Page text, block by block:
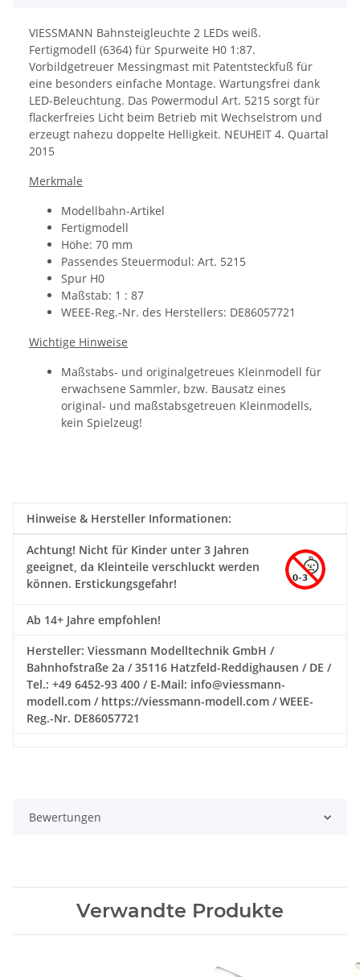
VIESSMANN Bahnsteigleuchte 2 LEDs weiß.
Fertigmodell (6364) für Spurweite H0 1:87.
Vorbildgetreuer Messingmast mit Patentsteckfuß für
eine besonders einfache Montage. Wartungsfrei dank
LED-Beleuchtung. Das Powermodul Art. 5215 sorgt für
flackerfreies Licht beim Betrieb mit Wechselstrom und
erzeugt nahezu doppelte Helligkeit. NEUHEIT 4. Quartal
2015
Merkmale
Modellbahn-Artikel
Fertigmodell
Höhe: 70 mm
Passendes Steuermodul: Art. 5215
Spur H0
Maßstab: 1 : 87
WEEE-Reg.-Nr. des Herstellers: DE86057721
Wichtige Hinweise
Maßstabs- und originalgetreues Kleinmodell für
erwachsene Sammler, bzw. Bausatz eines
original- und maßstabsgetreuen Kleinmodells,
kein Spielzeug!
Hinweise & Hersteller Informationen:
Achtung! Nicht für Kinder unter 3 Jahren
geeignet, da Kleinteile verschluckt werden
können. Erstickungsgefahr!
Ab 14+ Jahre empfohlen!
Hersteller: Viessmann Modelltechnik GmbH /
Bahnhofstraße 2a / 35116 Hatzfeld-Reddighausen / DE /
Tel.: +49 6452-93 400 / E-Mail: info@viessmann-
modell.com / https://viessmann-modell.com / WEEE-
Reg.-Nr. DE86057721
Bewertungen
Verwandte Produkte